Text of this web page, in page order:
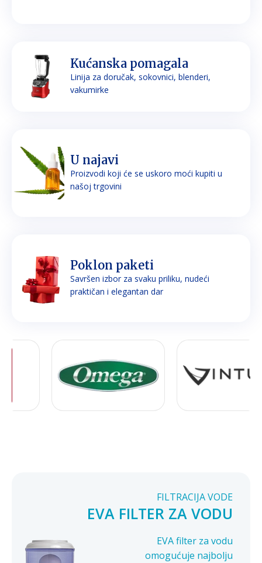
Kućanska pomagala
Linija za doručak, sokovnici, blenderi,
vakumirke
U najavi
Proizvodi koji će se uskoro moći kupiti u
našoj trgovini
Poklon paketi
Savršen izbor za svaku priliku, nudeći
praktičan i elegantan dar
FILTRACIJA VODE
EVA FILTER ZA VODU
EVA filter za vodu
omogućuje najbolju